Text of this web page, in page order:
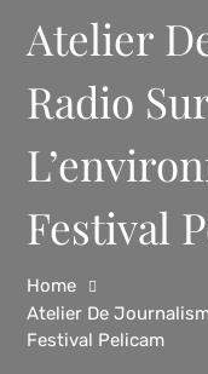
Atelier
Radio
Festival
Home
Atelier De
Festival Pelicam